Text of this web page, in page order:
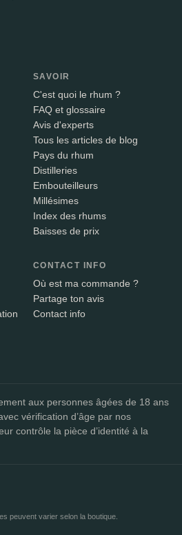
SAVOIR
C'est quoi le rhum ?
FAQ et glossaire
Avis d'experts
Tous les articles de blog
Pays du rhum
Distilleries
Embouteilleurs
Millésimes
Index des rhums
Baisses de prix
CONTACT INFO
Où est ma commande ?
Partage ton avis
Contact info
aux personnes âgées de 18 ans
vérification d’âge par nos
contrôle la pièce d’identité à la
peuvent varier selon la boutique.